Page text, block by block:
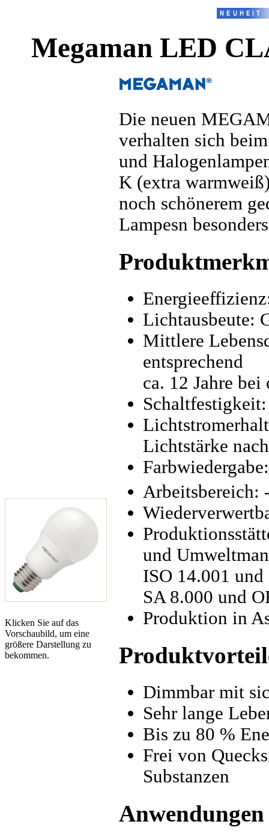
Megaman LED
Klicken Sie auf das
Vorschaubild, um eine
größere Darstellung zu
bekommen.
Die neuen
verhalten sich
und
K (extra
noch schönerem
Lampesn
Lichtausbeute:
Mittlere
entsprechend
ca. 12 Jahre
Lichtstärke
Arbeitsbereich:
und
ISO 14.001
SA 8.000 und
Produktion in
Dimmbar mit
Sehr lange
Bis zu 80 %
Frei von
Substanzen
Anwendungen